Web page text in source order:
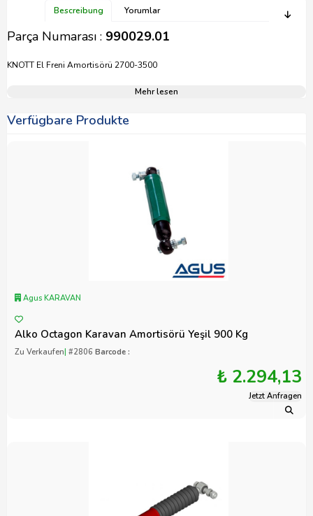
Bescreibung Yorumlar
Parça Numarası : 990029.01
KNOTT El Freni Amortisörü 2700-3500
Mehr lesen
Verfügbare Produkte
Agus KARAVAN
Alko Octagon Karavan Amortisörü Yeşil 900 Kg
Zu Verkaufen| #2806 Barcode :
₺ 2.294,13
Jetzt Anfragen